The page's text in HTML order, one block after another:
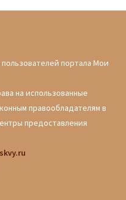
портала Мои
на использованные
правообладателям в
предоставления